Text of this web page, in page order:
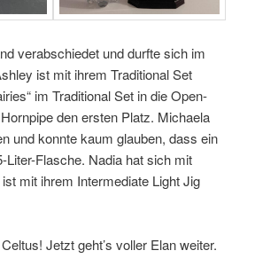
verabschiedet und durfte sich im
ist mit ihrem Traditional Set
im Traditional Set in die Open-
den ersten Platz. Michaela
und konnte kaum glauben, dass ein
Flasche. Nadia hat sich mit
mit ihrem Intermediate Light Jig
Jetzt geht’s voller Elan weiter.